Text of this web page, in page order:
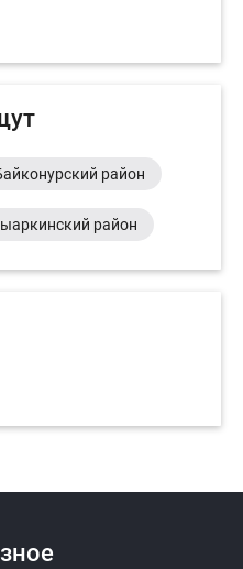
район
район